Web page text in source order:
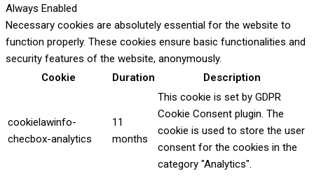
Always Enabled
Necessary cookies are absolutely essential for the website to
function properly. These cookies ensure basic functionalities and
security features of the website, anonymously.
Cookie
Duration Description
cookielawinfo-
checbox-analytics
11
months
This cookie is set by GDPR
Cookie Consent plugin. The
cookie is used to store the user
consent for the cookies in the
category "Analytics".